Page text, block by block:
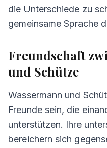
die Unterschiede zu
gemeinsame Sprache
Freundschaft
und Schütze
Wassermann und
Freunde sein, die
unterstützen. Ihre
bereichern sich